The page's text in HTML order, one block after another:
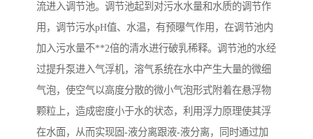
流进入调节池。调节池起到对污水水量和水质的调节作
用，调节污水pH值、水温，有预曝气作用，在调节池内
加入污水量不**2倍的清水进行破乳稀释。调节池的水经
过提升泵进入气浮机，溶气系统在水中产生大量的微细
气泡，使空气以高度分散的微小气泡形式附着在悬浮物
颗粒上，造成密度小于水的状态，利用浮力原理使其浮
在水面，从而实现固-液分离跟液-液分离，同时通过加
疗养院污水处理设备 屠宰场污水处理
生活污水处理设备 医疗污水处理设备
风景区生活一体化设备 纺织印染废水